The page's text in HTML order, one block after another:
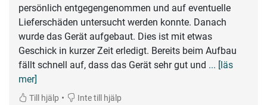
persönlich entgegengenommen und auf eventuelle
Lieferschäden untersucht werden konnte. Danach
wurde das Gerät aufgebaut. Dies ist mit etwas
Geschick in kurzer Zeit erledigt. Bereits beim Aufbau
fällt schnell auf, dass das Gerät sehr gut und ... [läs
mer]
Till hjälp • Inte till hjälp